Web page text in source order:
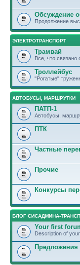
Обсуждение
Продолжение
ЭЛЕКТРОТРАНСПОРТ
Трамвай
Все, что связано
Троллейбус
"Рогатые"
АВТОБУСЫ, МАРШРУТКИ
ПАТП-1
Автобусы,
ПТК
Частные
Прочие
Конкурсы
БЛОГ СИСАДМИНА-
Your first
Description of